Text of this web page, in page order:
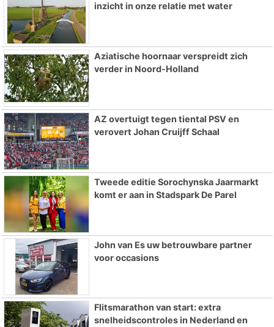
inzicht in onze relatie met water
Aziatische hoornaar verspreidt zich
verder in Noord-Holland
AZ overtuigt tegen tiental PSV en
verovert Johan Cruijff Schaal
Tweede editie Sorochynska Jaarmarkt
komt er aan in Stadspark De Parel
John van Es uw betrouwbare partner
voor occasions
Flitsmarathon van start: extra
snelheidscontroles in Nederland en